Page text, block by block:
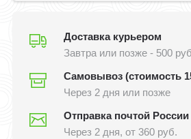
Доставка курьером
Завтра или позже - 500
Самовывоз (стоимость
Через 2 дня или позже
Отправка почтой России
Через 2 дня, от 360 руб.